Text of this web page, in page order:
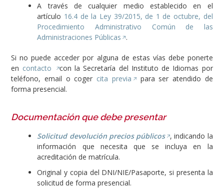
A través de cualquier medio establecido en el
artículo 16.4 de la Ley 39/2015, de 1 de octubre, del
Procedimiento Administrativo Común de las
Administraciones Públicas
.
Si no puede acceder por alguna de estas vías debe ponerte
en contacto
con la Secretaría del Instituto de Idiomas por
teléfono, email o coger cita previa para ser atendido de
forma presencial.
Documentación que debe presentar
Solicitud devolución precios públicos , indicando la
información que necesita que se incluya en la
acreditación de matrícula.
Original y copia del DNI/NIE/Pasaporte, si presenta la
solicitud de forma presencial.